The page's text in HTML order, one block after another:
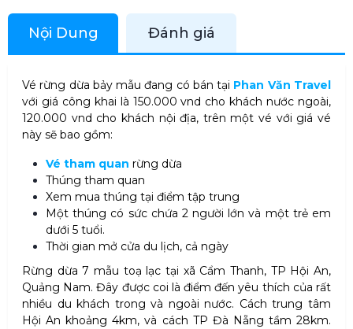
Nội Dung Đánh giá
Vé rừng dừa bảy mẫu đang có bán tại Phan Văn Travel
với giá công khai là 150.000 vnd cho khách nước ngoài,
120.000 vnd cho khách nội địa, trên một vé với giá vé
này sẽ bao gồm:
Vé tham quan rừng dừa
Thúng tham quan
Xem mua thúng tại điểm tập trung
Một thúng có sức chứa 2 người lớn và một trẻ em
dưới 5 tuổi.
Thời gian mở cửa du lịch, cả ngày
Rừng dừa 7 mẫu toạ lạc tại xã Cẩm Thanh, TP Hội An,
Quảng Nam. Đây được coi là điểm đến yêu thích của rất
nhiều du khách trong và ngoài nước. Cách trung tâm
Hội An khoảng 4km, và cách TP Đà Nẵng tầm 28km.